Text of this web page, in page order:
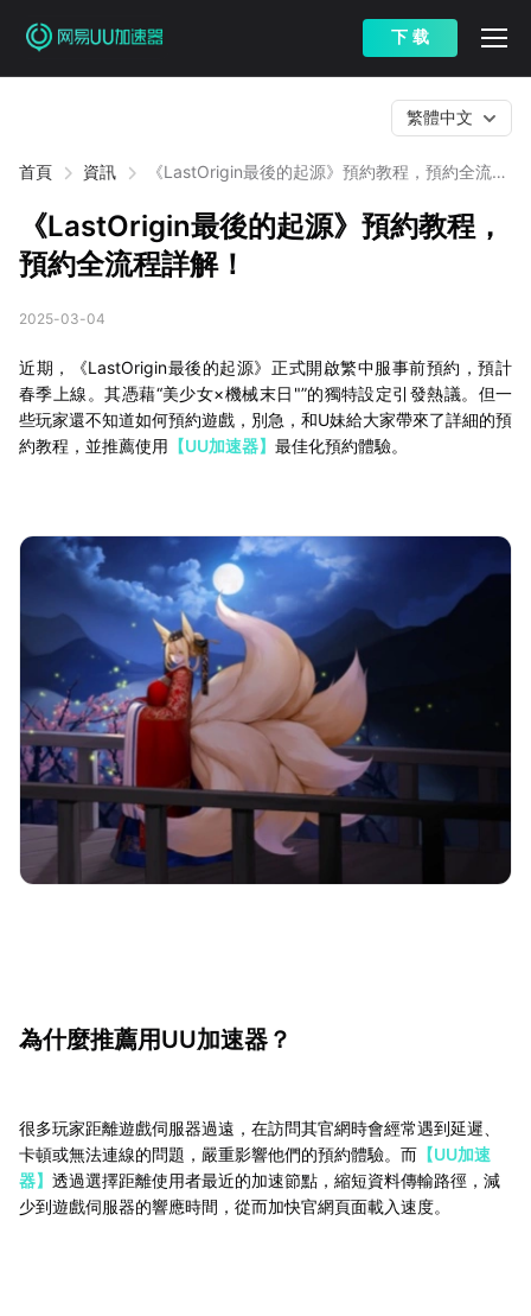
下 载
首頁 資訊
《LastOrigin最後的起源》預約教程，預約全流程
繁體中文
《LastOrigin最後的起源》預約教程，
預約全流程詳解！
2025-03-04
近期，《LastOrigin最後的起源》正式開啟繁中服事前預約，預計
春季上線。其憑藉“美少女×機械末日"”的獨特設定引發熱議。但一
些玩家還不知道如何預約遊戲，別急，和U妹給大家帶來了詳細的預
約教程，並推薦使用 【UU加速器】 最佳化預約體驗。
為什麼推薦用UU加速器？
很多玩家距離遊戲伺服器過遠，在訪問其官網時會經常遇到延遲、
卡頓或無法連線的問題，嚴重影響他們的預約體驗。而 【UU加速
器】 透過選擇距離使用者最近的加速節點，縮短資料傳輸路徑，減
少到遊戲伺服器的響應時間，從而加快官網頁面載入速度。